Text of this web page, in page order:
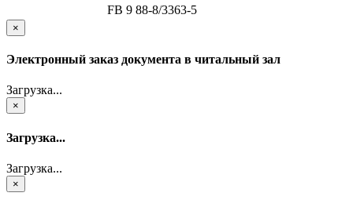
FB 9 88-8/3363-5
×
Электронный заказ документа в читальный зал
Загрузка...
×
Загрузка...
Загрузка...
×